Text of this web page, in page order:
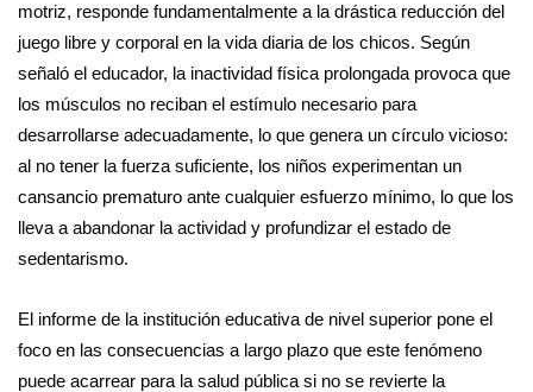
motriz, responde fundamentalmente a la drástica reducción del
juego libre y corporal en la vida diaria de los chicos. Según
señaló el educador, la inactividad física prolongada provoca que
los músculos no reciban el estímulo necesario para
desarrollarse adecuadamente, lo que genera un círculo vicioso:
al no tener la fuerza suficiente, los niños experimentan un
cansancio prematuro ante cualquier esfuerzo mínimo, lo que los
lleva a abandonar la actividad y profundizar el estado de
sedentarismo.
El informe de la institución educativa de nivel superior pone el
foco en las consecuencias a largo plazo que este fenómeno
puede acarrear para la salud pública si no se revierte la